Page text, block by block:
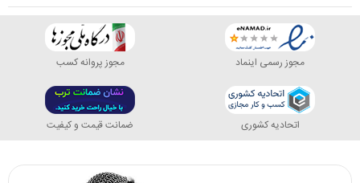
مجوز رسمی اینماد
اتحادیه کشوری
مجوز پروانه کسب
ضمانت قیمت و کیفیت